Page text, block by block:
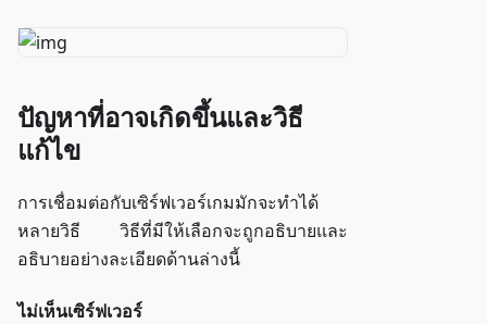
ปัญหาที่อาจเกิดขึ้นและวิธี
แก้ไข
การเชื่อมต่อกับเซิร์ฟเวอร์เกมมักจะทำได้
หลายวิธี วิธีที่มีให้เลือกจะถูกอธิบายและ
อธิบายอย่างละเอียดด้านล่างนี้
ไม่เห็นเซิร์ฟเวอร์